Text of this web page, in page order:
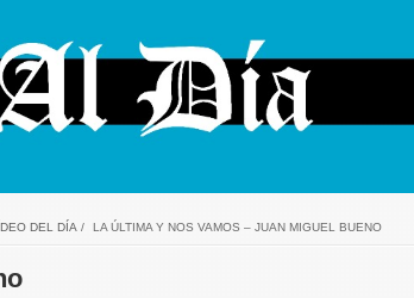
DEL DÍA / LA ÚLTIMA Y NOS VAMOS – JUAN MIGUEL BUENO